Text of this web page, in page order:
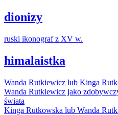
dionizy
ruski ikonograf z XV w.
himalaistka
Wanda Rutkiewicz lub Kinga
Wanda Rutkiewicz jako
świata
Kinga Rutkowska lub Wanda